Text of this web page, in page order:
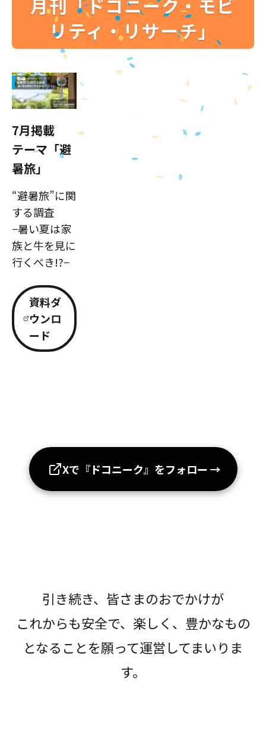
月刊「ドコニーク・モビ
リティ・リサーチ」
7月掲載
テーマ「避
暑旅」
“避暑旅”に関
する調査
−暑い夏は家
族と牛を見に
行くべき!?−
資料ダ
ウンロ
ード
Xで『ドコニーク』をフォロー →
引き続き、皆さまのおでかけが
これからも安全で、楽しく、豊かなもの
となることを願って運営してまいりま
す。